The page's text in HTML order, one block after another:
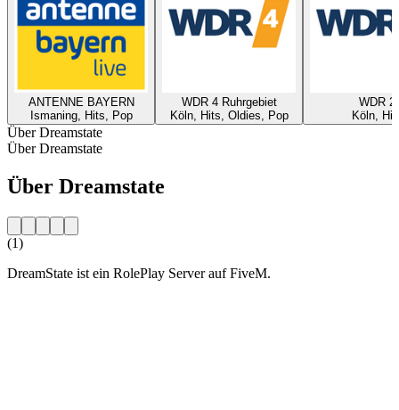
ANTENNE BAYERN
Ismaning, Hits, Pop
WDR 4 Ruhrgebiet
Köln, Hits, Oldies, Pop
WDR 2
Köln,
Über Dreamstate
Über Dreamstate
Über Dreamstate
(1)
DreamState ist ein RolePlay Server auf FiveM.